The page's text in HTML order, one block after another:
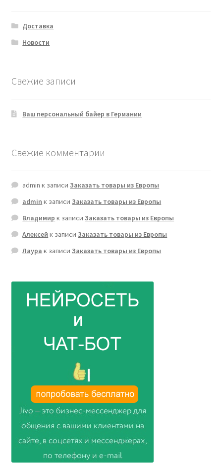
Доставка
Новости
Свежие записи
Ваш персональный байер в Германии
Свежие комментарии
admin к записиЗаказать товары из Европы
admin к записиЗаказать товары из Европы
Владимир к записиЗаказать товары из Европы
Алексей к записиЗаказать товары из Европы
Лаура к записиЗаказать товары из Европы